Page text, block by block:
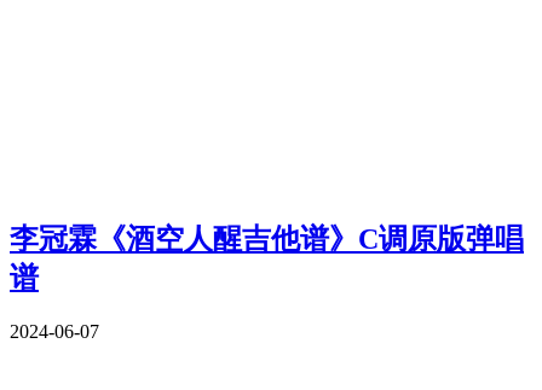
李冠霖《酒空人醒吉他谱》C调原版弹唱
谱
2024-06-07